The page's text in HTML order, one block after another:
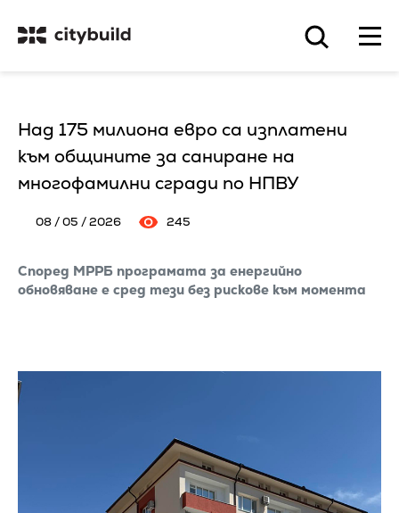
Над 175 милиона евро са изплатени
към общините за саниране на
многофамилни сгради по НПВУ
08 / 05 / 2026 245
Според МРРБ програмата за енергийно
обновяване е сред тези без рискове към момента